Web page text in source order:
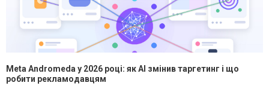
Meta Andromeda у 2026 році: як AI змінив таргетинг і що
робити рекламодавцям